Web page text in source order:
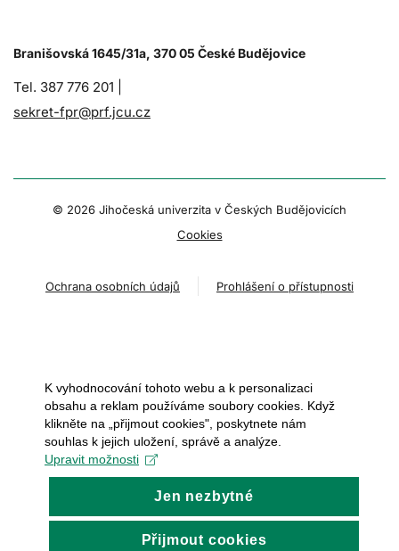
Branišovská 1645/31a, 370 05 České Budějovice
Tel. 387 776 201 |
sekret-fpr@prf.jcu.cz
© 2026 Jihočeská univerzita v Českých Budějovicích
Cookies
Ochrana osobních údajů Prohlášení o přístupnosti
K vyhodnocování tohoto webu a k personalizaci
obsahu a reklam používáme soubory cookies. Když
klikněte na „přijmout cookies", poskytnete nám
souhlas k jejich uložení, správě a analýze.
Upravit možnosti
Jen nezbytné
Přijmout cookies